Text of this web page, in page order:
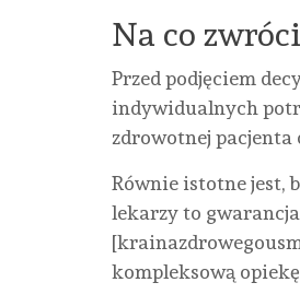
Na co
Przed podjęciem
indywidualnych
zdrowotnej pacjenta
Równie istotne jest,
lekarzy to
kompleksową